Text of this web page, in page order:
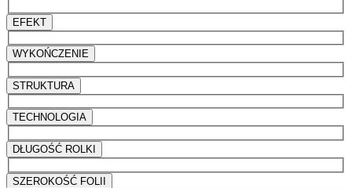
EFEKT
WYKOŃCZENIE
STRUKTURA
TECHNOLOGIA
DŁUGOŚĆ ROLKI
SZEROKOŚĆ FOLII